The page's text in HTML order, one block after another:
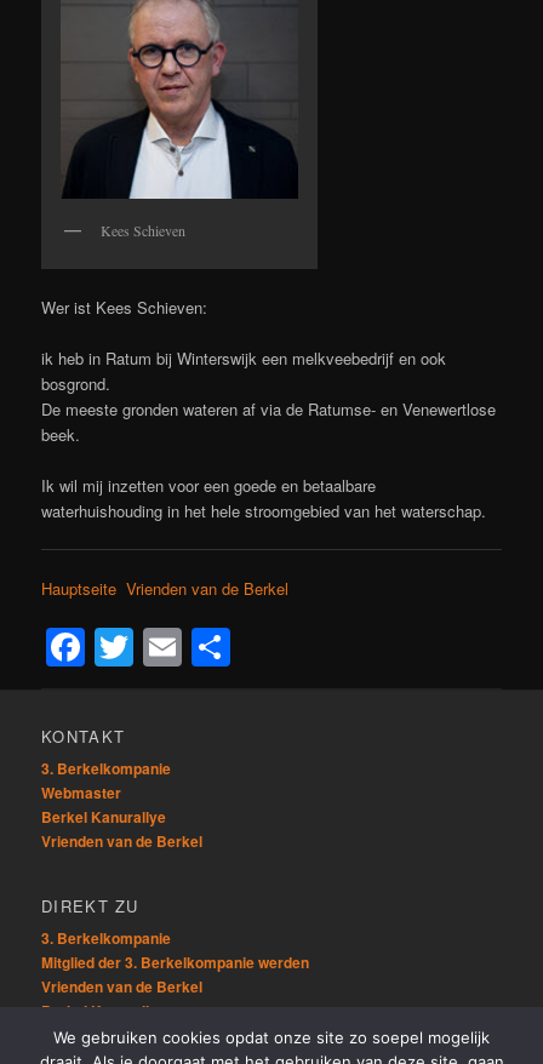
Kees Schieven
Wer ist Kees Schieven:
ik heb in Ratum bij Winterswijk een melkveebedrijf en ook
bosgrond.
De meeste gronden wateren af via de Ratumse- en Venewertlose
beek.
Ik wil mij inzetten voor een goede en betaalbare
waterhuishouding in het hele stroomgebied van het waterschap.
Hauptseite Vrienden van de Berkel
Facebook
Twitter
Email
KONTAKT
3. Berkelkompanie
Webmaster
Berkel Kanurallye
Vrienden van de Berkel
DIREKT ZU
3. Berkelkompanie
Mitglied der 3. Berkelkompanie werden
Vrienden van de Berkel
Berkel Kanurallye
We gebruiken cookies opdat onze site zo soepel mogelijk